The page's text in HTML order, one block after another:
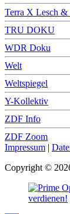
Terra X Lesch &
TRU DOKU
WDR Doku
Welt
Weltspiegel
Y-Kollektiv
ZDF Info
ZDF Zoom
Impressum |
Copyright ©